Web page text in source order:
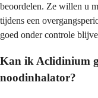
beoordelen. Ze willen u
tijdens een
goed onder controle
Kan ik Aclidinium
noodinhalator?